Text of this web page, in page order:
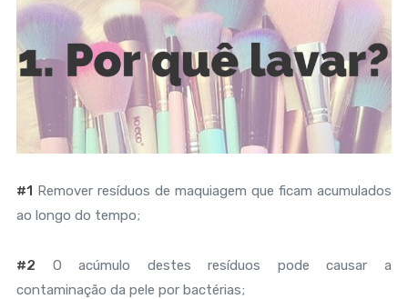
#1 Remover resíduos de maquiagem que ficam acumulados
ao longo do tempo;
#2 O acúmulo destes resíduos pode causar a
contaminação da pele por bactérias;